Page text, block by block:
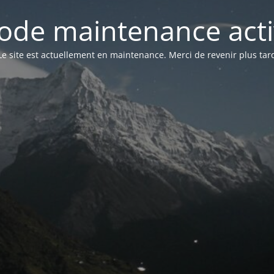
maintenance
site est actuellement en maintenance. Merci de revenir plus